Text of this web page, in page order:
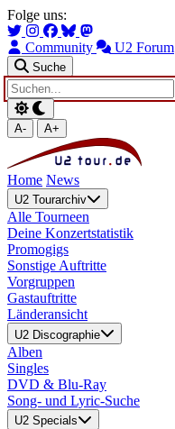
Zum Hauptinhalt springen
Zur Navigation springen
Folge uns:
Community U2 Forum
Suche
A- A+
Home News
U2 Tourarchiv
Alle Tourneen
Deine Konzertstatistik
Promogigs
Sonstige Auftritte
Vorgruppen
Gastauftritte
Länderansicht
U2 Discographie
Alben
Singles
DVD & Blu-Ray
Song- und Lyric-Suche
U2 Specials